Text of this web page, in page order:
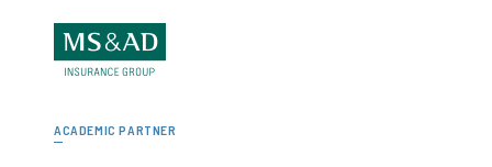
ACADEMIC PARTNER